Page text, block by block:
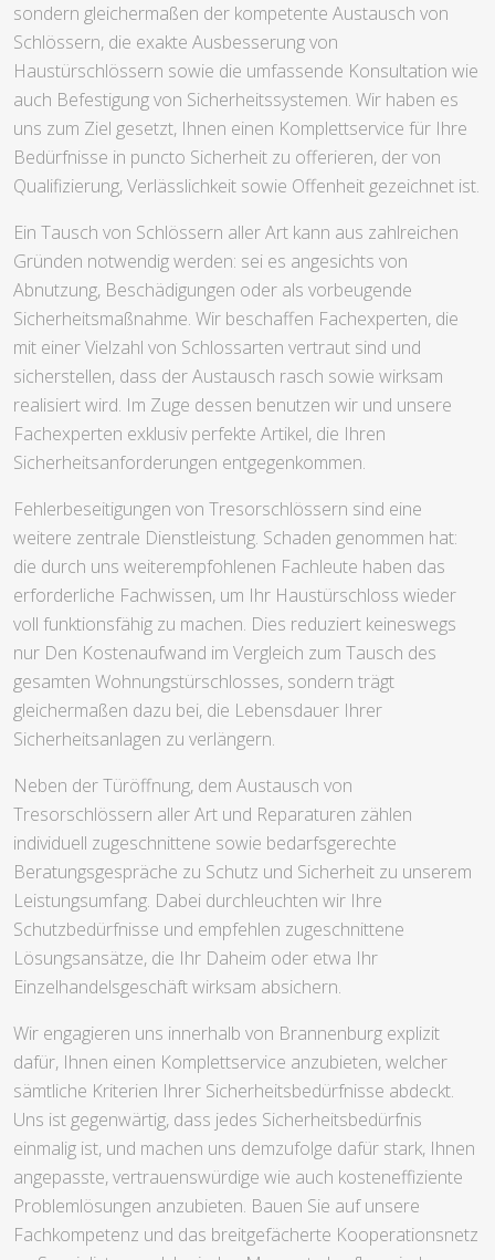
sondern gleichermaßen der kompetente Austausch von
Schlössern, die exakte Ausbesserung von
Haustürschlössern sowie die umfassende Konsultation wie
auch Befestigung von Sicherheitssystemen. Wir haben es
uns zum Ziel gesetzt, Ihnen einen Komplettservice für Ihre
Bedürfnisse in puncto Sicherheit zu offerieren, der von
Qualifizierung, Verlässlichkeit sowie Offenheit gezeichnet ist.
Ein Tausch von Schlössern aller Art kann aus zahlreichen
Gründen notwendig werden: sei es angesichts von
Abnutzung, Beschädigungen oder als vorbeugende
Sicherheitsmaßnahme. Wir beschaffen Fachexperten, die
mit einer Vielzahl von Schlossarten vertraut sind und
sicherstellen, dass der Austausch rasch sowie wirksam
realisiert wird. Im Zuge dessen benutzen wir und unsere
Fachexperten exklusiv perfekte Artikel, die Ihren
Sicherheitsanforderungen entgegenkommen.
Fehlerbeseitigungen von Tresorschlössern sind eine
weitere zentrale Dienstleistung. Schaden genommen hat:
die durch uns weiterempfohlenen Fachleute haben das
erforderliche Fachwissen, um Ihr Haustürschloss wieder
voll funktionsfähig zu machen. Dies reduziert keineswegs
nur Den Kostenaufwand im Vergleich zum Tausch des
gesamten Wohnungstürschlosses, sondern trägt
gleichermaßen dazu bei, die Lebensdauer Ihrer
Sicherheitsanlagen zu verlängern.
Neben der Türöffnung, dem Austausch von
Tresorschlössern aller Art und Reparaturen zählen
individuell zugeschnittene sowie bedarfsgerechte
Beratungsgespräche zu Schutz und Sicherheit zu unserem
Leistungsumfang. Dabei durchleuchten wir Ihre
Schutzbedürfnisse und empfehlen zugeschnittene
Lösungsansätze, die Ihr Daheim oder etwa Ihr
Einzelhandelsgeschäft wirksam absichern.
Wir engagieren uns innerhalb von Brannenburg explizit
dafür, Ihnen einen Komplettservice anzubieten, welcher
sämtliche Kriterien Ihrer Sicherheitsbedürfnisse abdeckt.
Uns ist gegenwärtig, dass jedes Sicherheitsbedürfnis
einmalig ist, und machen uns demzufolge dafür stark, Ihnen
angepasste, vertrauenswürdige wie auch kosteneffiziente
Problemlösungen anzubieten. Bauen Sie auf unsere
Fachkompetenz und das breitgefächerte Kooperationsnetz